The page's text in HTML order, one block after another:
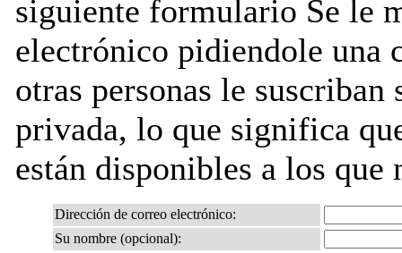
siguiente formulario Se le
electrónico pidiendole una
otras personas le
privada, lo que significa
están disponibles a los que
Dirección de correo electrónico:
Su nombre (opcional):